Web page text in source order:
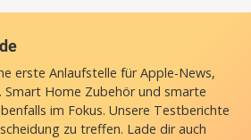
erste Anlaufstelle für Apple-News,
Smart Home Zubehör und smarte
im Fokus. Unsere Testberichte
zu treffen. Lade dir auch